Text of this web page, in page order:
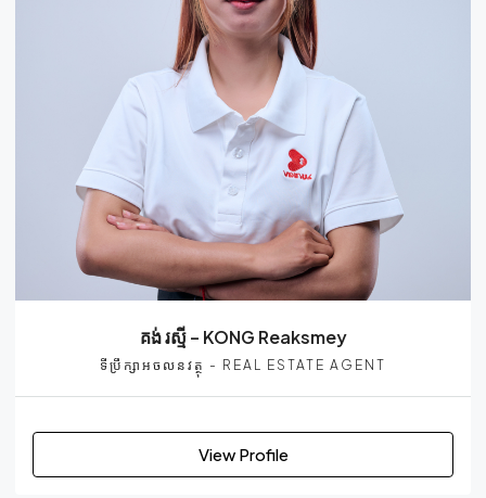
គង់ រស្មី – KONG Reaksmey
ទីប្រឹក្សាអចលនវត្ថុ - REAL ESTATE AGENT
View Profile